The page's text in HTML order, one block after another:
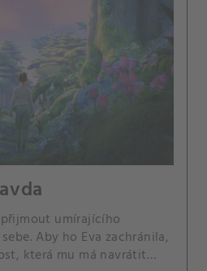
umírajícího
Aby ho Eva zachránila,
která mu má navrátit